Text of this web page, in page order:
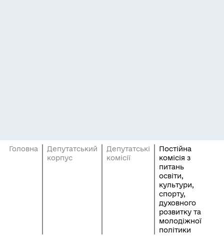
Головна
Депутатський
корпус
Депутатські
комісії
Постійна
комісія з
питань
освіти,
культури,
спорту,
духовного
розвитку та
молодіжної
політики